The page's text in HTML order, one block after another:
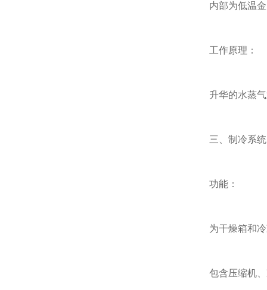
内部为低温金
工作原理：
升华的水蒸气
三、制冷系统
功能：
为干燥箱和冷
包含压缩机、